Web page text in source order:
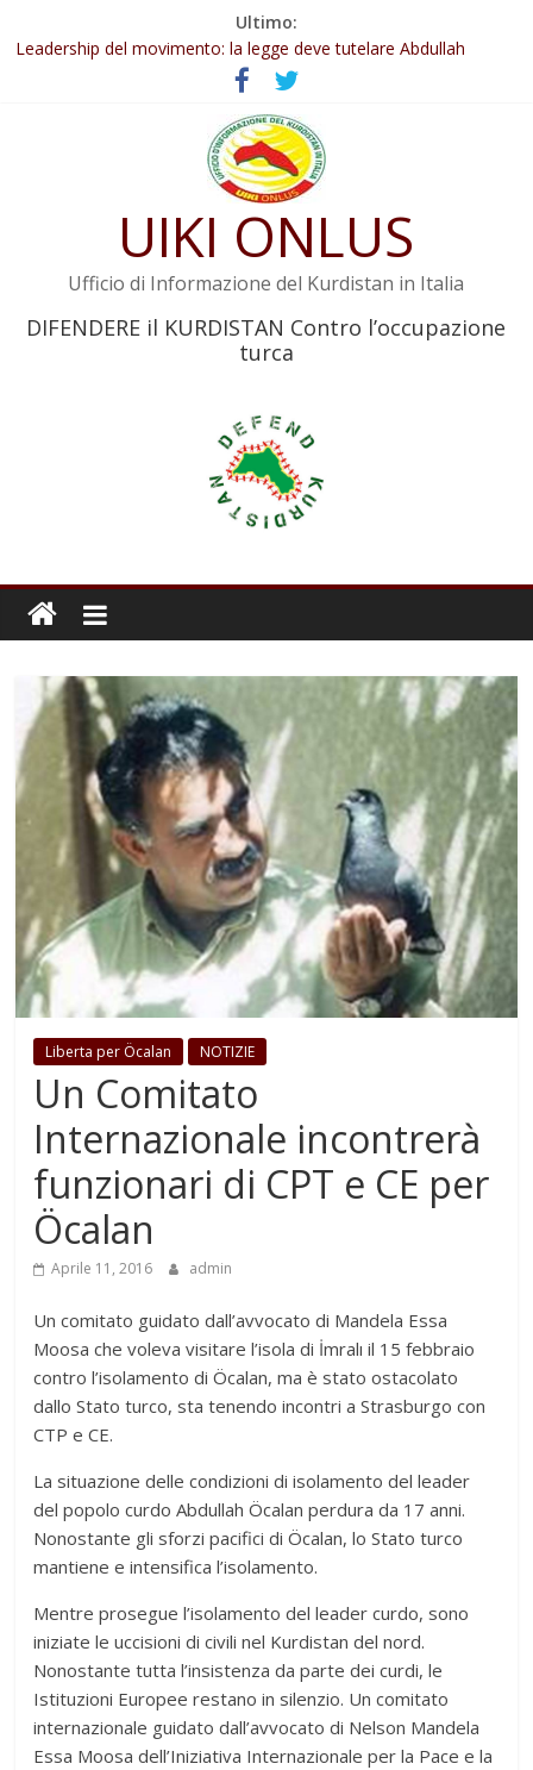
Ultimo:
Abdullah Öcalan: Le legge negativa deve essere trasformata in
Leadership del movimento: la legge deve tutelare Abdullah
Öcalan e l’intero movimento
Commissione donne del KNK: Şengal è di nuovo sotto minaccia
Non tenere conto della situazione di Rêber Apo ostacolerebbe
Il KNK chiede un’azione internazionale contro i crimini di guerra
UIKI ONLUS
Ufficio di Informazione del Kurdistan in Italia
DIFENDERE il KURDISTAN Contro l’occupazione
turca
Liberta per Öcalan NOTIZIE
Un Comitato
Internazionale incontrerà
funzionari di CPT e CE per
Öcalan
Aprile 11, 2016 admin
Un comitato guidato dall’avvocato di Mandela Essa
Moosa che voleva visitare l’isola di İmralı il 15 febbraio
contro l’isolamento di Öcalan, ma è stato ostacolato
dallo Stato turco, sta tenendo incontri a Strasburgo con
CTP e CE.
La situazione delle condizioni di isolamento del leader
del popolo curdo Abdullah Öcalan perdura da 17 anni.
Nonostante gli sforzi pacifici di Öcalan, lo Stato turco
mantiene e intensifica l’isolamento.
Mentre prosegue l’isolamento del leader curdo, sono
iniziate le uccisioni di civili nel Kurdistan del nord.
Nonostante tutta l’insistenza da parte dei curdi, le
Istituzioni Europee restano in silenzio. Un comitato
internazionale guidato dall’avvocato di Nelson Mandela
Essa Moosa dell’Iniziativa Internazionale per la Pace e la